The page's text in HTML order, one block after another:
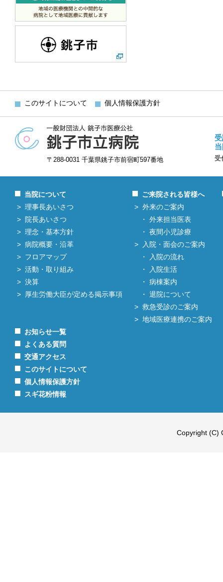
このサイトについて 個人情報保護方針
〒288-0031 千葉県銚子市前宿町597番地 受
当院について
理事長あいさつ
院長あいさつ
理念・基本方針
病院概要・沿革
フロアマップ
活動・取り組み
決算
厚生労働大臣が定める掲示事項
ご来院される皆様へ
外来のご案内
外来担当医表
夜間小児診療
入院・面会のご案内
入院の流れ
入院生活
病棟案内
退院について
救急受診のご案内
地域医療連携のご案内
お知らせ一覧
よくある質問
交通アクセス
このサイトについて
個人情報保護方針
スギ花粉情報
Copyright (C)